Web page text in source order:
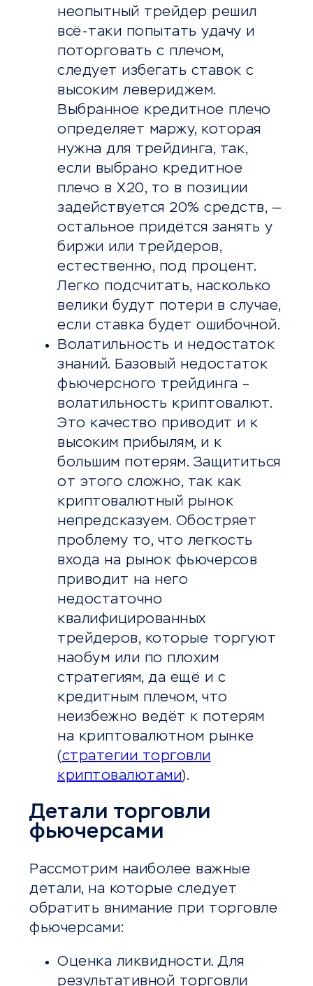
неопытный трейдер решил
всё-таки попытать удачу и
поторговать с плечом,
следует избегать ставок с
высоким левериджем.
Выбранное кредитное плечо
определяет маржу, которая
нужна для трейдинга, так,
если выбрано кредитное
плечо в Х20, то в позиции
задействуется 20% средств, —
остальное придётся занять у
биржи или трейдеров,
естественно, под процент.
Легко подсчитать, насколько
велики будут потери в случае,
если ставка будет ошибочной.
Волатильность и недостаток
знаний. Базовый недостаток
фьючерсного трейдинга –
волатильность криптовалют.
Это качество приводит и к
высоким прибылям, и к
большим потерям. Защититься
от этого сложно, так как
криптовалютный рынок
непредсказуем. Обостряет
проблему то, что легкость
входа на рынок фьючерсов
приводит на него
недостаточно
квалифицированных
трейдеров, которые торгуют
наобум или по плохим
стратегиям, да ещё и с
кредитным плечом, что
неизбежно ведёт к потерям
на криптовалютном рынке
(стратегии торговли
криптовалютами).
Детали торговли
фьючерсами
Рассмотрим наиболее важные
детали, на которые следует
обратить внимание при торговле
фьючерсами:
Оценка ликвидности. Для
результативной торговли